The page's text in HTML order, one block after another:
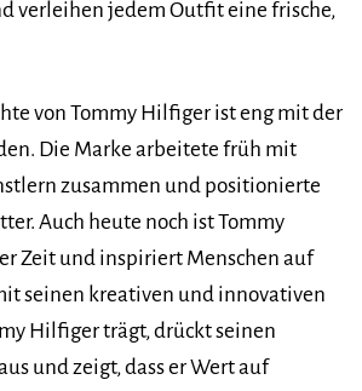
verleihen jedem Outfit eine frische,
von Tommy Hilfiger ist eng mit der
Die Marke arbeitete früh mit
zusammen und positionierte
Auch heute noch ist Tommy
Zeit und inspiriert Menschen auf
seinen kreativen und innovativen
Hilfiger trägt, drückt seinen
und zeigt, dass er Wert auf